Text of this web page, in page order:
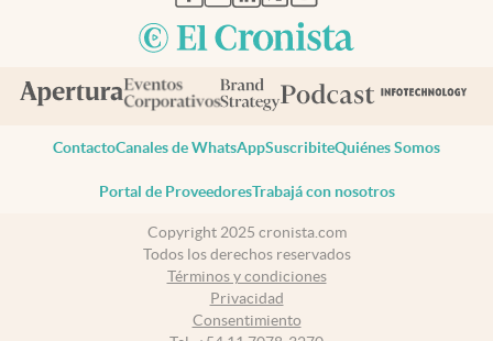
ContactoCanales de WhatsAppSuscribiteQuiénes Somos
Portal de ProveedoresTrabajá con nosotros
Copyright 2025 cronista.com
Todos los derechos reservados
Términos y condiciones
Privacidad
Consentimiento